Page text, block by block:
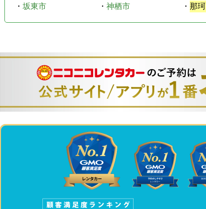
・ 坂東市 ・ 神栖市 ・ 那